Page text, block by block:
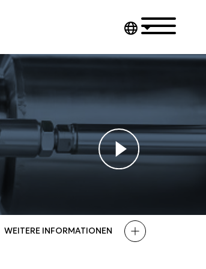
WEITERE INFORMATIONEN